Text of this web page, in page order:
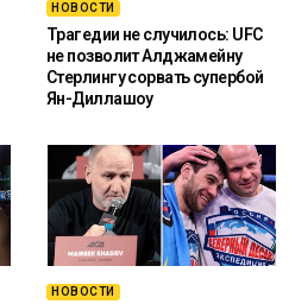
НОВОСТИ
Трагедии не случилось: UFC
не позволит Алджамейну
Стерлингу сорвать супербой
Ян-Диллашоу
НОВОСТИ